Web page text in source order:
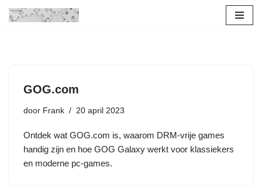
GOG.com
door Frank 20 april 2023
Ontdek wat GOG.com is, waarom DRM-vrije games
handig zijn en hoe GOG Galaxy werkt voor klassiekers
en moderne pc-games.